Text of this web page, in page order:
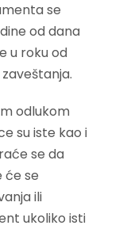
se
od dana
u roku od
odlukom
su iste kao i
se da
će se
ili
ukoliko isti